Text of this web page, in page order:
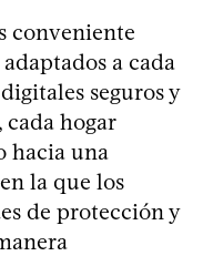
conveniente
a cada
seguros y
hogar
hacia una
la que los
de protección y